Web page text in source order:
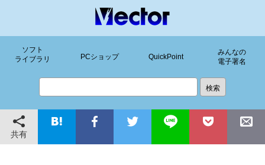
ソフト
ライブラリ
PCショップ QuickPoint
みんなの
電子署名
共有